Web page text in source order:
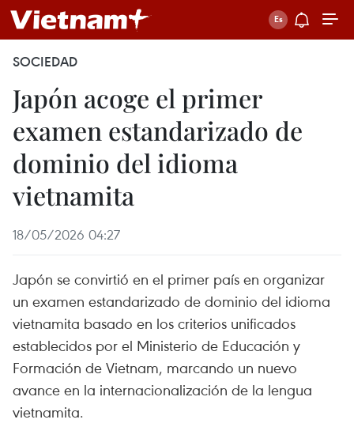
SOCIEDAD
Japón acoge el primer
examen estandarizado de
dominio del idioma
vietnamita
18/05/2026 04:27
Japón se convirtió en el primer país en organizar
un examen estandarizado de dominio del idioma
vietnamita basado en los criterios unificados
establecidos por el Ministerio de Educación y
Formación de Vietnam, marcando un nuevo
avance en la internacionalización de la lengua
vietnamita.